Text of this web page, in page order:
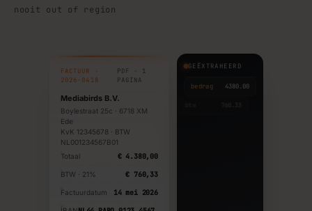
nooit out of region
FACTUUR ·
2026-0418
PDF · 1
PAGINA
Mediabirds B.V.
Boylestraat 25c · 6718 XM
Ede
KvK 12345678 · BTW
NL001234567B01
Totaal
€ 4.380,00
BTW · 21% € 760,33
Factuurdatum 14 mei 2026
GEËXTRAHEERD
bedrag 4380.00
760.33